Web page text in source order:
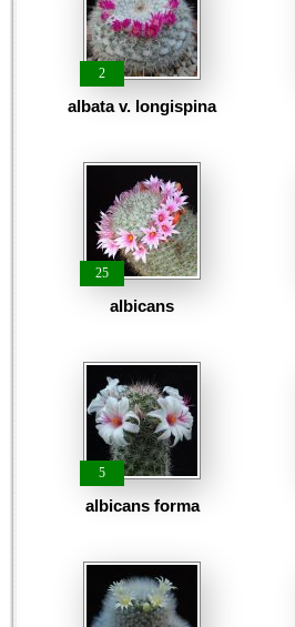
2
albata v. longispina
25
albicans
5
albicans forma